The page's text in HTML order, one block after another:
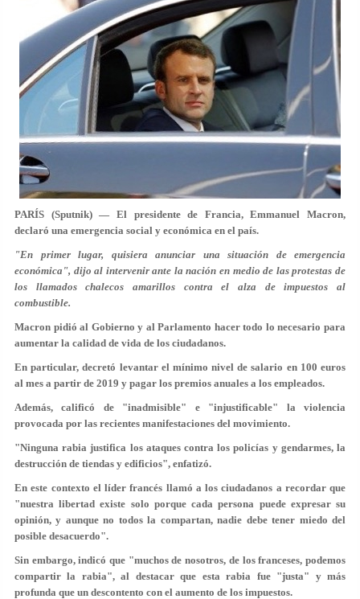
PARÍS (Sputnik) — El presidente de Francia, Emmanuel Macron,
declaró una emergencia social y económica en el país.
"En primer lugar, quisiera anunciar una situación de emergencia
económica", dijo al intervenir ante la nación en medio de las protestas de
los llamados chalecos amarillos contra el alza de impuestos al
combustible.
Macron pidió al Gobierno y al Parlamento hacer todo lo necesario para
aumentar la calidad de vida de los ciudadanos.
En particular, decretó levantar el mínimo nivel de salario en 100 euros
al mes a partir de 2019 y pagar los premios anuales a los empleados.
Además, calificó de "inadmisible" e "injustificable" la violencia
provocada por las recientes manifestaciones del movimiento.
"Ninguna rabia justifica los ataques contra los policías y gendarmes, la
destrucción de tiendas y edificios", enfatizó.
En este contexto el líder francés llamó a los ciudadanos a recordar que
"nuestra libertad existe solo porque cada persona puede expresar su
opinión, y aunque no todos la compartan, nadie debe tener miedo del
posible desacuerdo".
Sin embargo, indicó que "muchos de nosotros, de los franceses, podemos
compartir la rabia", al destacar que esta rabia fue "justa" y más
profunda que un descontento con el aumento de los impuestos.